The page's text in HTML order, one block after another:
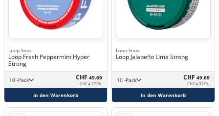
Loop Snus
Loop Fresh Peppermint Hyper
Strong
10 -Pack CHF 49.69
CHF 4.97/St.
In den Warenkorb
Loop Snus
Loop Jalapeño Lime Strong
10 -Pack CHF 49.69
CHF 4.97/St.
In den Warenkorb